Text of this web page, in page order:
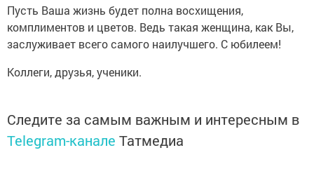
Пусть Ваша жизнь будет полна восхищения,
комплиментов и цветов. Ведь такая женщина, как Вы,
заслуживает всего самого наилучшего. С юбилеем!
Коллеги, друзья, ученики.
Следите за самым важным и интересным в
Telegram-канале Татмедиа